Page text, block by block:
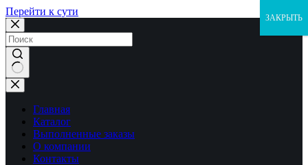
Перейти к сути
Ничего
не
найденоГлавная
Каталог
Выполненные заказы
О компании
Контакты
ЗАКРЫТЬ